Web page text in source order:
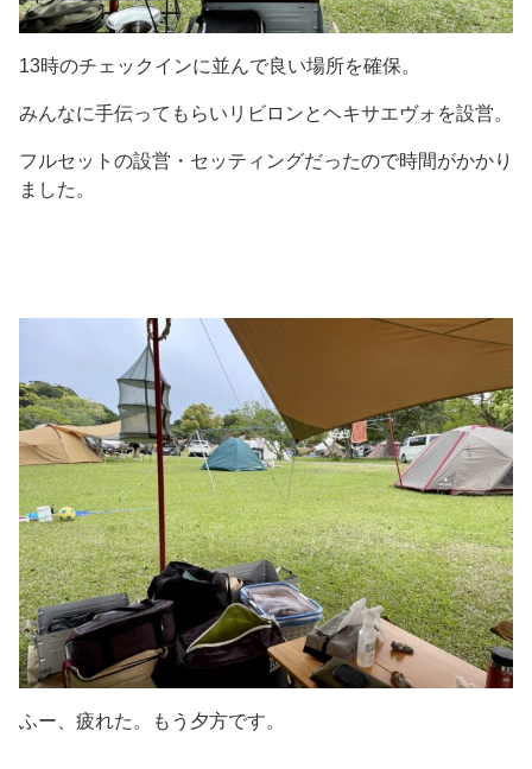
13時のチェックインに並んで良い場所を確保。
みんなに手伝ってもらいリビロンとヘキサエヴォを設営。
フルセットの設営・セッティングだったので時間がかかり
ました。
ふー、疲れた。もう夕方です。